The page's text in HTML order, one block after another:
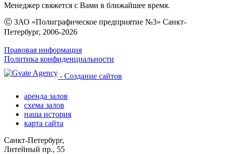
Менеджер свяжется с Вами в ближайшее время.
Ⓒ ЗАО «Полиграфическое предприятие №3» Санкт-
Петербург, 2006-2026
Правовая информация
Политика конфиденциальности
- Создание сайтов
аренда залов
схема залов
наша история
карта сайта
Санкт-Петербург,
Литейный пр., 55